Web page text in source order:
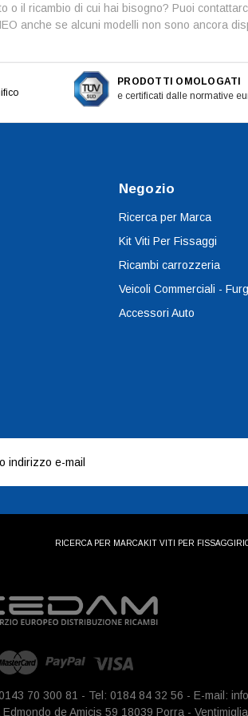
o il ricambio di cui hai bisogno? Puoi
anche se alcuni modelli non sono ancora
PRODOTTI OMOLOGATI
e certificati dalle normative
Negozio
Ricerca per Marca
Kit Viti Per Fissaggi
Ricambi carrozzeria
Veicoli Commerciali -
Accessori Auto
RICERCA PER MARCAKIT VITI PER FISSAGGI
70 300 81 - Tel: 0184 84 32 56 - E-mail:
de Amicis 59 18039 Porra -